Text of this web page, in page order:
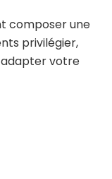
composer une
privilégier,
votre